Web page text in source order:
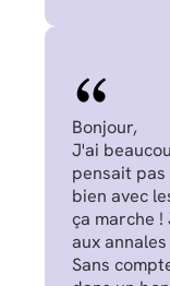
Bonjour,
J'ai
pensait
bien avec
ça marche
aux
Sans